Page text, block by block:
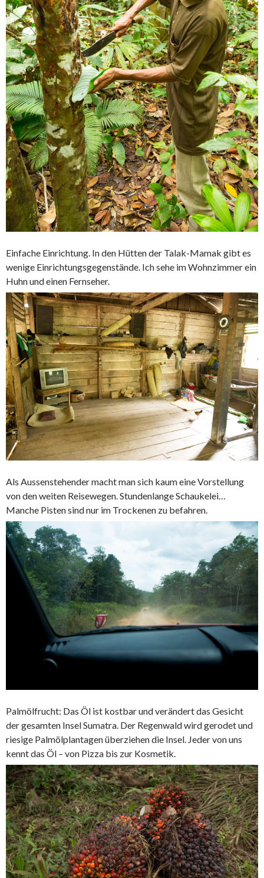
Einfache Einrichtung. In den Hütten der Talak-Mamak gibt es
wenige Einrichtungsgegenstände. Ich sehe im Wohnzimmer ein
Huhn und einen Fernseher.
Als Aussenstehender macht man sich kaum eine Vorstellung
von den weiten Reisewegen. Stundenlange Schaukelei…
Manche Pisten sind nur im Trockenen zu befahren.
Palmölfrucht: Das Öl ist kostbar und verändert das Gesicht
der gesamten Insel Sumatra. Der Regenwald wird gerodet und
riesige Palmölplantagen überziehen die Insel. Jeder von uns
kennt das Öl – von Pizza bis zur Kosmetik.